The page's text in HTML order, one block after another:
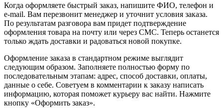
Когда оформляете быстрый заказ, напишите ФИО, телефон и
e-mail. Вам перезвонит менеджер и уточнит условия заказа.
По результатам разговора вам придет подтверждение
оформления товара на почту или через СМС. Теперь останется
только ждать доставки и радоваться новой покупке.
Оформление заказа в стандартном режиме выглядит
следующим образом. Заполняете полностью форму по
последовательным этапам: адрес, способ доставки, оплаты,
данные о себе. Советуем в комментарии к заказу написать
информацию, которая поможет курьеру вас найти. Нажмите
кнопку «Оформить заказ».